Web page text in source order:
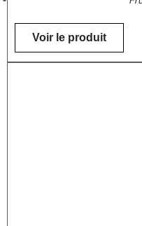
Voir le produit